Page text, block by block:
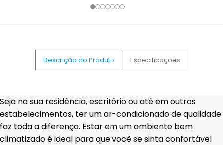
Descrição do Produto Especificações
Seja na sua residência, escritório ou até em outros
estabelecimentos, ter um ar-condicionado de qualidade
faz toda a diferença. Estar em um ambiente bem
climatizado é ideal para que você se sinta confortável